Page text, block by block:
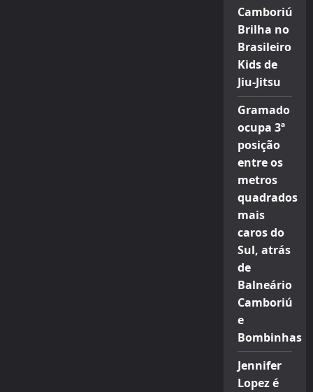
Camboriú
Brilha no
Brasileiro
Kids de
Jiu-Jitsu
Gramado
ocupa 3ª
posição
entre os
metros
quadrados
mais
caros do
Sul, atrás
de
Balneário
Camboriú
e
Bombinhas
Jennifer
Lopez é